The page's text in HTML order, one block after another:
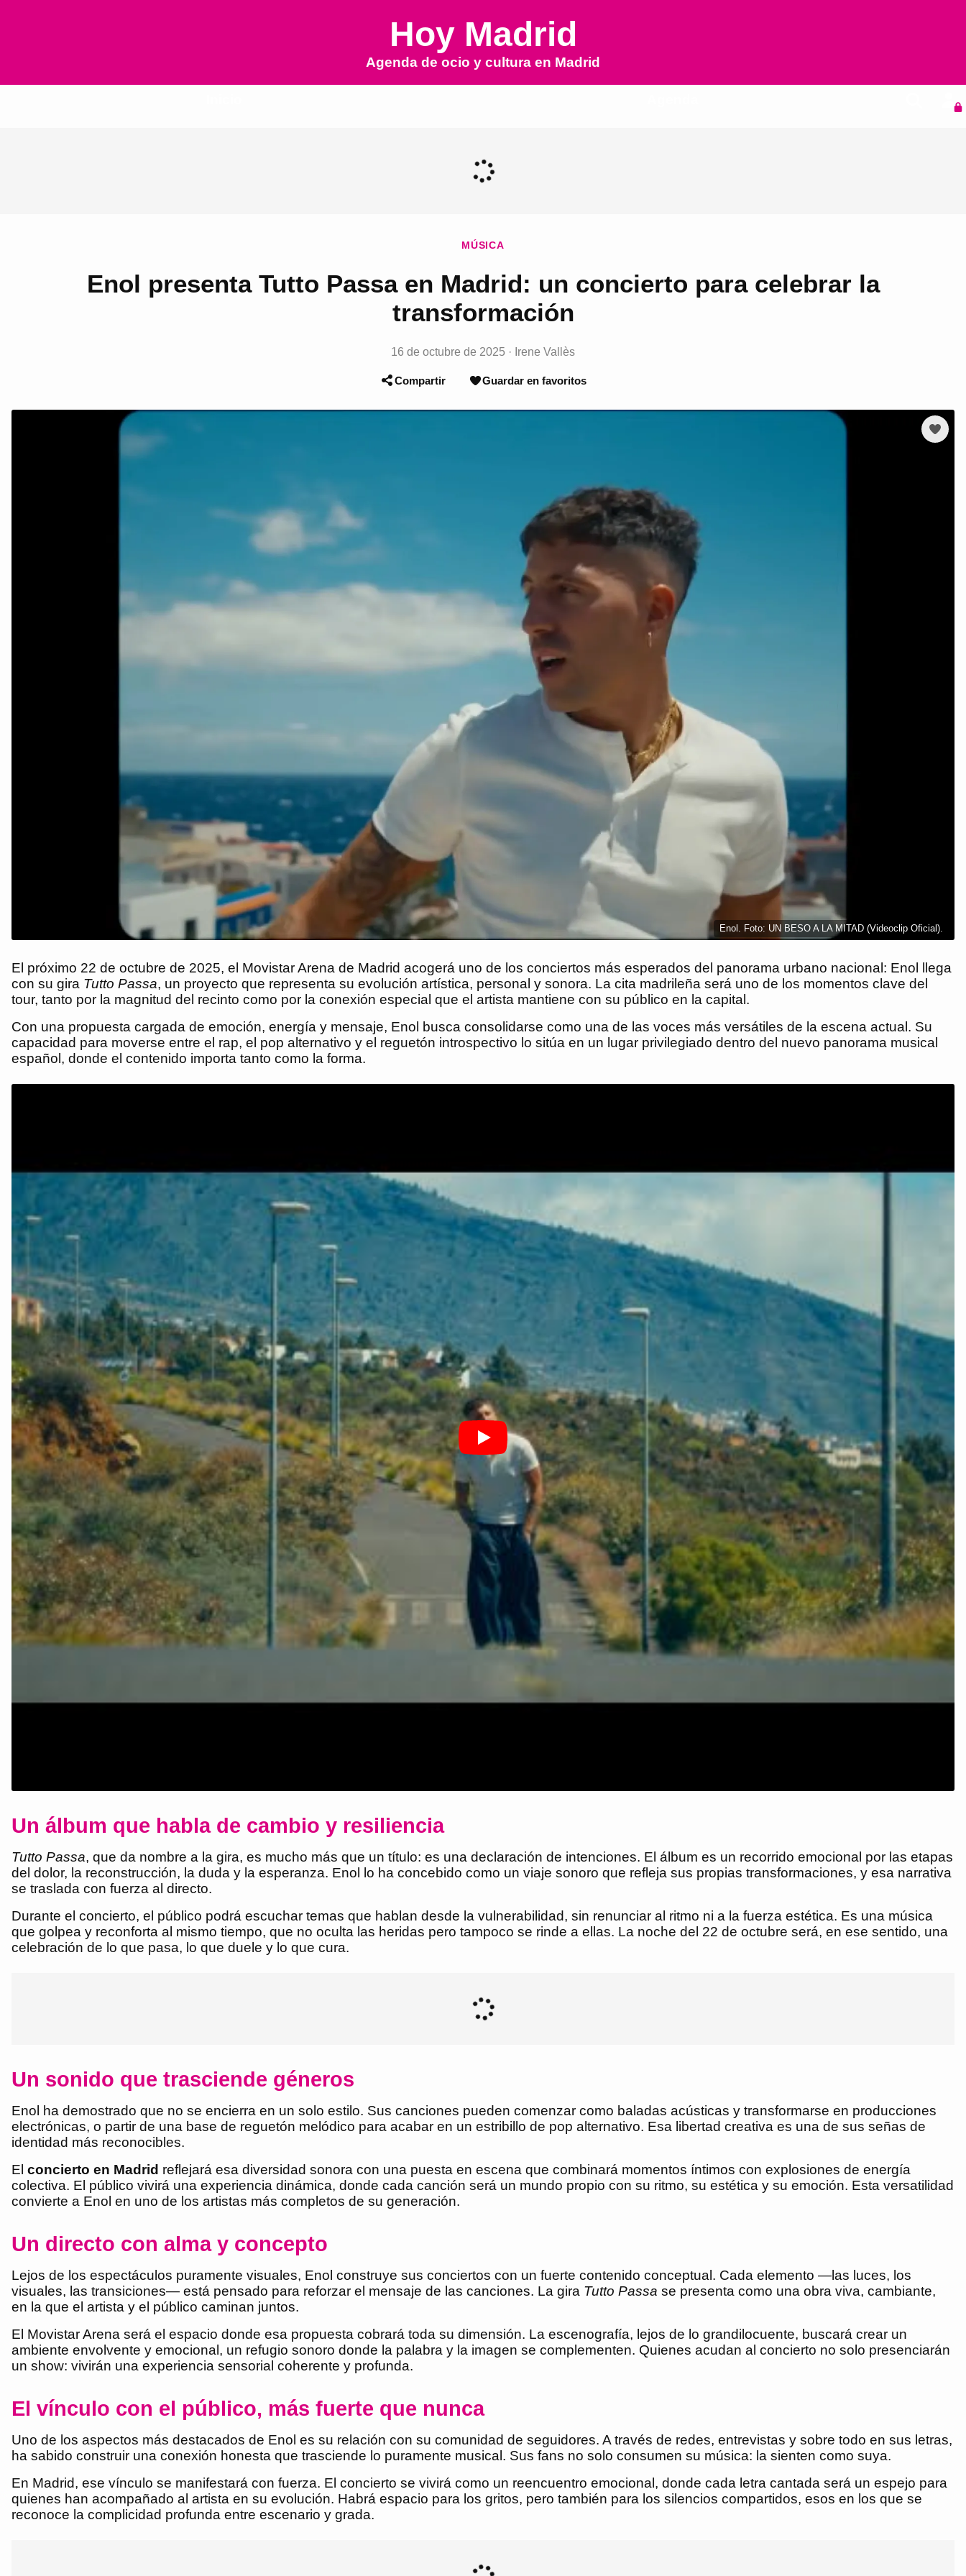
Hoy Madrid
Agenda de ocio y cultura en Madrid
MÚSICA
Enol presenta Tutto Passa en Madrid: un concierto para celebrar la
transformación
16 de octubre de 2025 · Irene Vallès
Compartir Guardar en favoritos
Enol. Foto: UN BESO A LA MITAD (Videoclip Oficial).
El próximo 22 de octubre de 2025, el Movistar Arena de Madrid acogerá uno de los conciertos más esperados del panorama urbano nacional: Enol llega
con su gira Tutto Passa, un proyecto que representa su evolución artística, personal y sonora. La cita madrileña será uno de los momentos clave del
tour, tanto por la magnitud del recinto como por la conexión especial que el artista mantiene con su público en la capital.
Con una propuesta cargada de emoción, energía y mensaje, Enol busca consolidarse como una de las voces más versátiles de la escena actual. Su
capacidad para moverse entre el rap, el pop alternativo y el reguetón introspectivo lo sitúa en un lugar privilegiado dentro del nuevo panorama musical
español, donde el contenido importa tanto como la forma.
Un álbum que habla de cambio y resiliencia
Tutto Passa, que da nombre a la gira, es mucho más que un título: es una declaración de intenciones. El álbum es un recorrido emocional por las etapas
del dolor, la reconstrucción, la duda y la esperanza. Enol lo ha concebido como un viaje sonoro que refleja sus propias transformaciones, y esa narrativa
se traslada con fuerza al directo.
Durante el concierto, el público podrá escuchar temas que hablan desde la vulnerabilidad, sin renunciar al ritmo ni a la fuerza estética. Es una música
que golpea y reconforta al mismo tiempo, que no oculta las heridas pero tampoco se rinde a ellas. La noche del 22 de octubre será, en ese sentido, una
celebración de lo que pasa, lo que duele y lo que cura.
Un sonido que trasciende géneros
Enol ha demostrado que no se encierra en un solo estilo. Sus canciones pueden comenzar como baladas acústicas y transformarse en producciones
electrónicas, o partir de una base de reguetón melódico para acabar en un estribillo de pop alternativo. Esa libertad creativa es una de sus señas de
identidad más reconocibles.
El concierto en Madrid reflejará esa diversidad sonora con una puesta en escena que combinará momentos íntimos con explosiones de energía
colectiva. El público vivirá una experiencia dinámica, donde cada canción será un mundo propio con su ritmo, su estética y su emoción. Esta versatilidad
convierte a Enol en uno de los artistas más completos de su generación.
Un directo con alma y concepto
Lejos de los espectáculos puramente visuales, Enol construye sus conciertos con un fuerte contenido conceptual. Cada elemento —las luces, los
visuales, las transiciones— está pensado para reforzar el mensaje de las canciones. La gira Tutto Passa se presenta como una obra viva, cambiante,
en la que el artista y el público caminan juntos.
El Movistar Arena será el espacio donde esa propuesta cobrará toda su dimensión. La escenografía, lejos de lo grandilocuente, buscará crear un
ambiente envolvente y emocional, un refugio sonoro donde la palabra y la imagen se complementen. Quienes acudan al concierto no solo presenciarán
un show: vivirán una experiencia sensorial coherente y profunda.
El vínculo con el público, más fuerte que nunca
Uno de los aspectos más destacados de Enol es su relación con su comunidad de seguidores. A través de redes, entrevistas y sobre todo en sus letras,
ha sabido construir una conexión honesta que trasciende lo puramente musical. Sus fans no solo consumen su música: la sienten como suya.
En Madrid, ese vínculo se manifestará con fuerza. El concierto se vivirá como un reencuentro emocional, donde cada letra cantada será un espejo para
quienes han acompañado al artista en su evolución. Habrá espacio para los gritos, pero también para los silencios compartidos, esos en los que se
reconoce la complicidad profunda entre escenario y grada.